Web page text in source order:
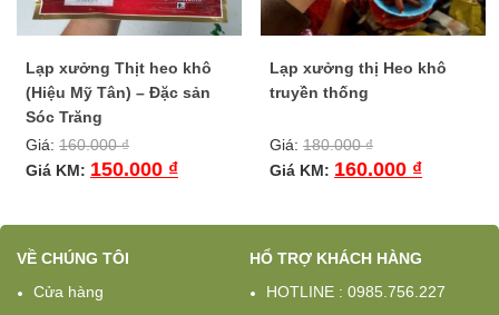
Lạp xưởng Thịt heo khô
(Hiệu Mỹ Tân) – Đặc sản
Sóc Trăng
Giá: 160.000₫
Giá KM: 150.000 ₫
Lạp xưởng thị Heo khô
truyền thống
Giá:180.000₫
Giá KM: 160.000 ₫
VỀ CHÚNG TÔI
Cửa hàng
HỔ TRỢ KHÁCH HÀNG
HOTLINE : 0985.756.227